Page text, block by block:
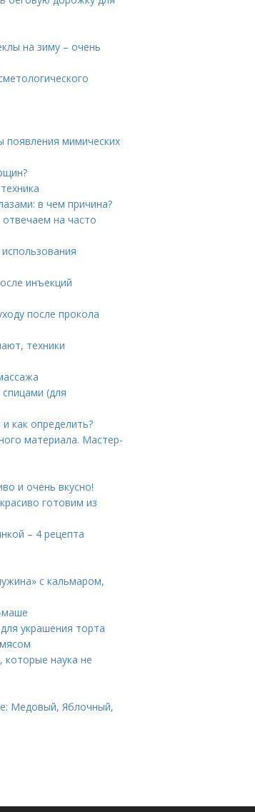
на зиму – очень
появления мимических
в чем причина?
на часто
инъекций
после прокола
техники
(для
как определить?
материала. Мастер-
и очень вкусно!
готовим из
– 4 рецепта
с кальмаром,
маше
украшения торта
которые наука не
Медовый, Яблочный,